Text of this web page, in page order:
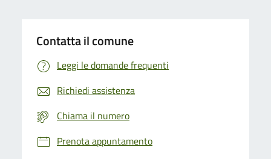
Contatta il comune
Leggi le domande frequenti
Richiedi assistenza
Chiama il numero
Prenota appuntamento